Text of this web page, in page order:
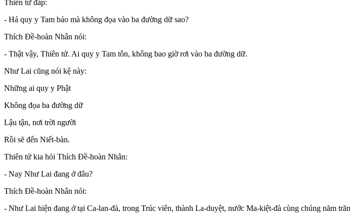
Thiên tử đáp:
- Há quy y Tam bảo mà không đọa vào ba đường dữ sao?
Thích Đề-hoàn Nhân nói:
- Thật vậy, Thiên tử. Ai quy y Tam tôn, không bao giờ rơi vào ba đường dữ.
Như Lai cũng nói kệ này:
Những ai quy y Phật
Không đọa ba đường dữ
Lậu tận, nơi trời người
Rồi sẽ đến Niết-bàn.
Thiên tử kia hỏi Thích Đề-hoàn Nhân:
- Nay Như Lai đang ở đâu?
Thích Đề-hoàn Nhân nói:
- Như Lai hiện đang ở tại Ca-lan-đà, trong Trúc viên, thành La-duyệt, nước Ma-kiệt-đà cùng chúng năm